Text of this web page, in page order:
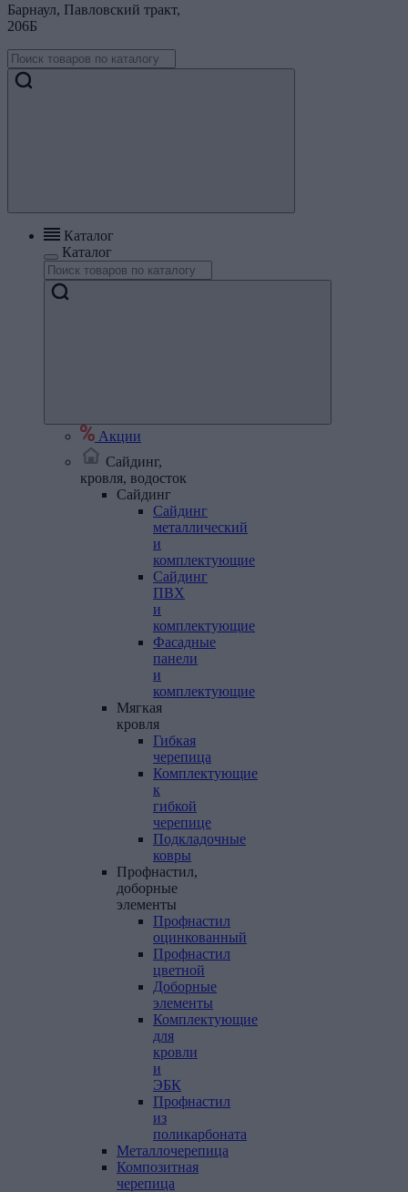
Барнаул, Павловский тракт,
206Б
Каталог
Каталог
Акции
Сайдинг,
кровля, водосток
Сайдинг
Сайдинг
металлический
и
комплектующие
Сайдинг
ПВХ
и
комплектующие
Фасадные
панели
и
комплектующие
Мягкая
кровля
Гибкая
черепица
Комплектующие
к
гибкой
черепице
Подкладочные
ковры
Профнастил,
доборные
элементы
Профнастил
оцинкованный
Профнастил
цветной
Доборные
элементы
Комплектующие
для
кровли
и
ЭБК
Профнастил
из
поликарбоната
Металлочерепица
Композитная
черепица